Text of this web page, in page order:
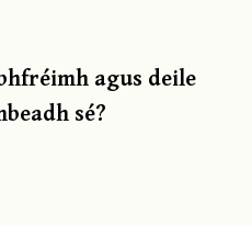
agus deile
sé?